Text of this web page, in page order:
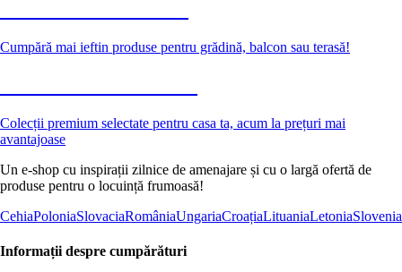
Cumpără mai ieftin produse pentru grădină, balcon sau terasă!
Colecții premium selectate pentru casa ta, acum la prețuri mai
avantajoase
Un e-shop cu inspirații zilnice de amenajare și cu o largă ofertă de
produse pentru o locuință frumoasă!
CehiaPoloniaSlovaciaRomâniaUngariaCroațiaLituaniaLetoniaSlovenia
Informații despre cumpărături